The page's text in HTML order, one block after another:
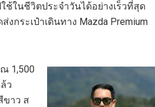
ในชีวิตประจำวันได้อย่างเร็วที่สุด
กระเป๋าเดินทาง Mazda Premium
1,500
ว
ขาว ส